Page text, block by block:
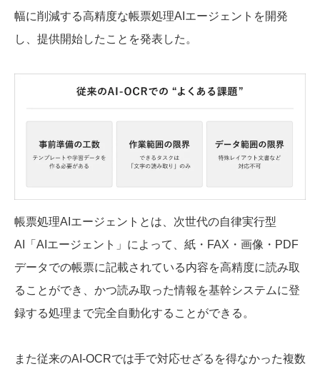
幅に削減する高精度な帳票処理AIエージェントを開発
し、提供開始したことを発表した。
帳票処理AIエージェントとは、次世代の自律実行型
AI「AIエージェント」によって、紙・FAX・画像・PDF
データでの帳票に記載されている内容を高精度に読み取
ることができ、かつ読み取った情報を基幹システムに登
録する処理まで完全自動化することができる。
また従来のAI-OCRでは手で対応せざるを得なかった複数